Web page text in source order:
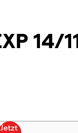
14/